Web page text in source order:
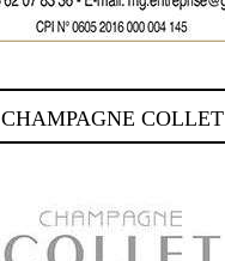
CHAMPAGNE COLLET